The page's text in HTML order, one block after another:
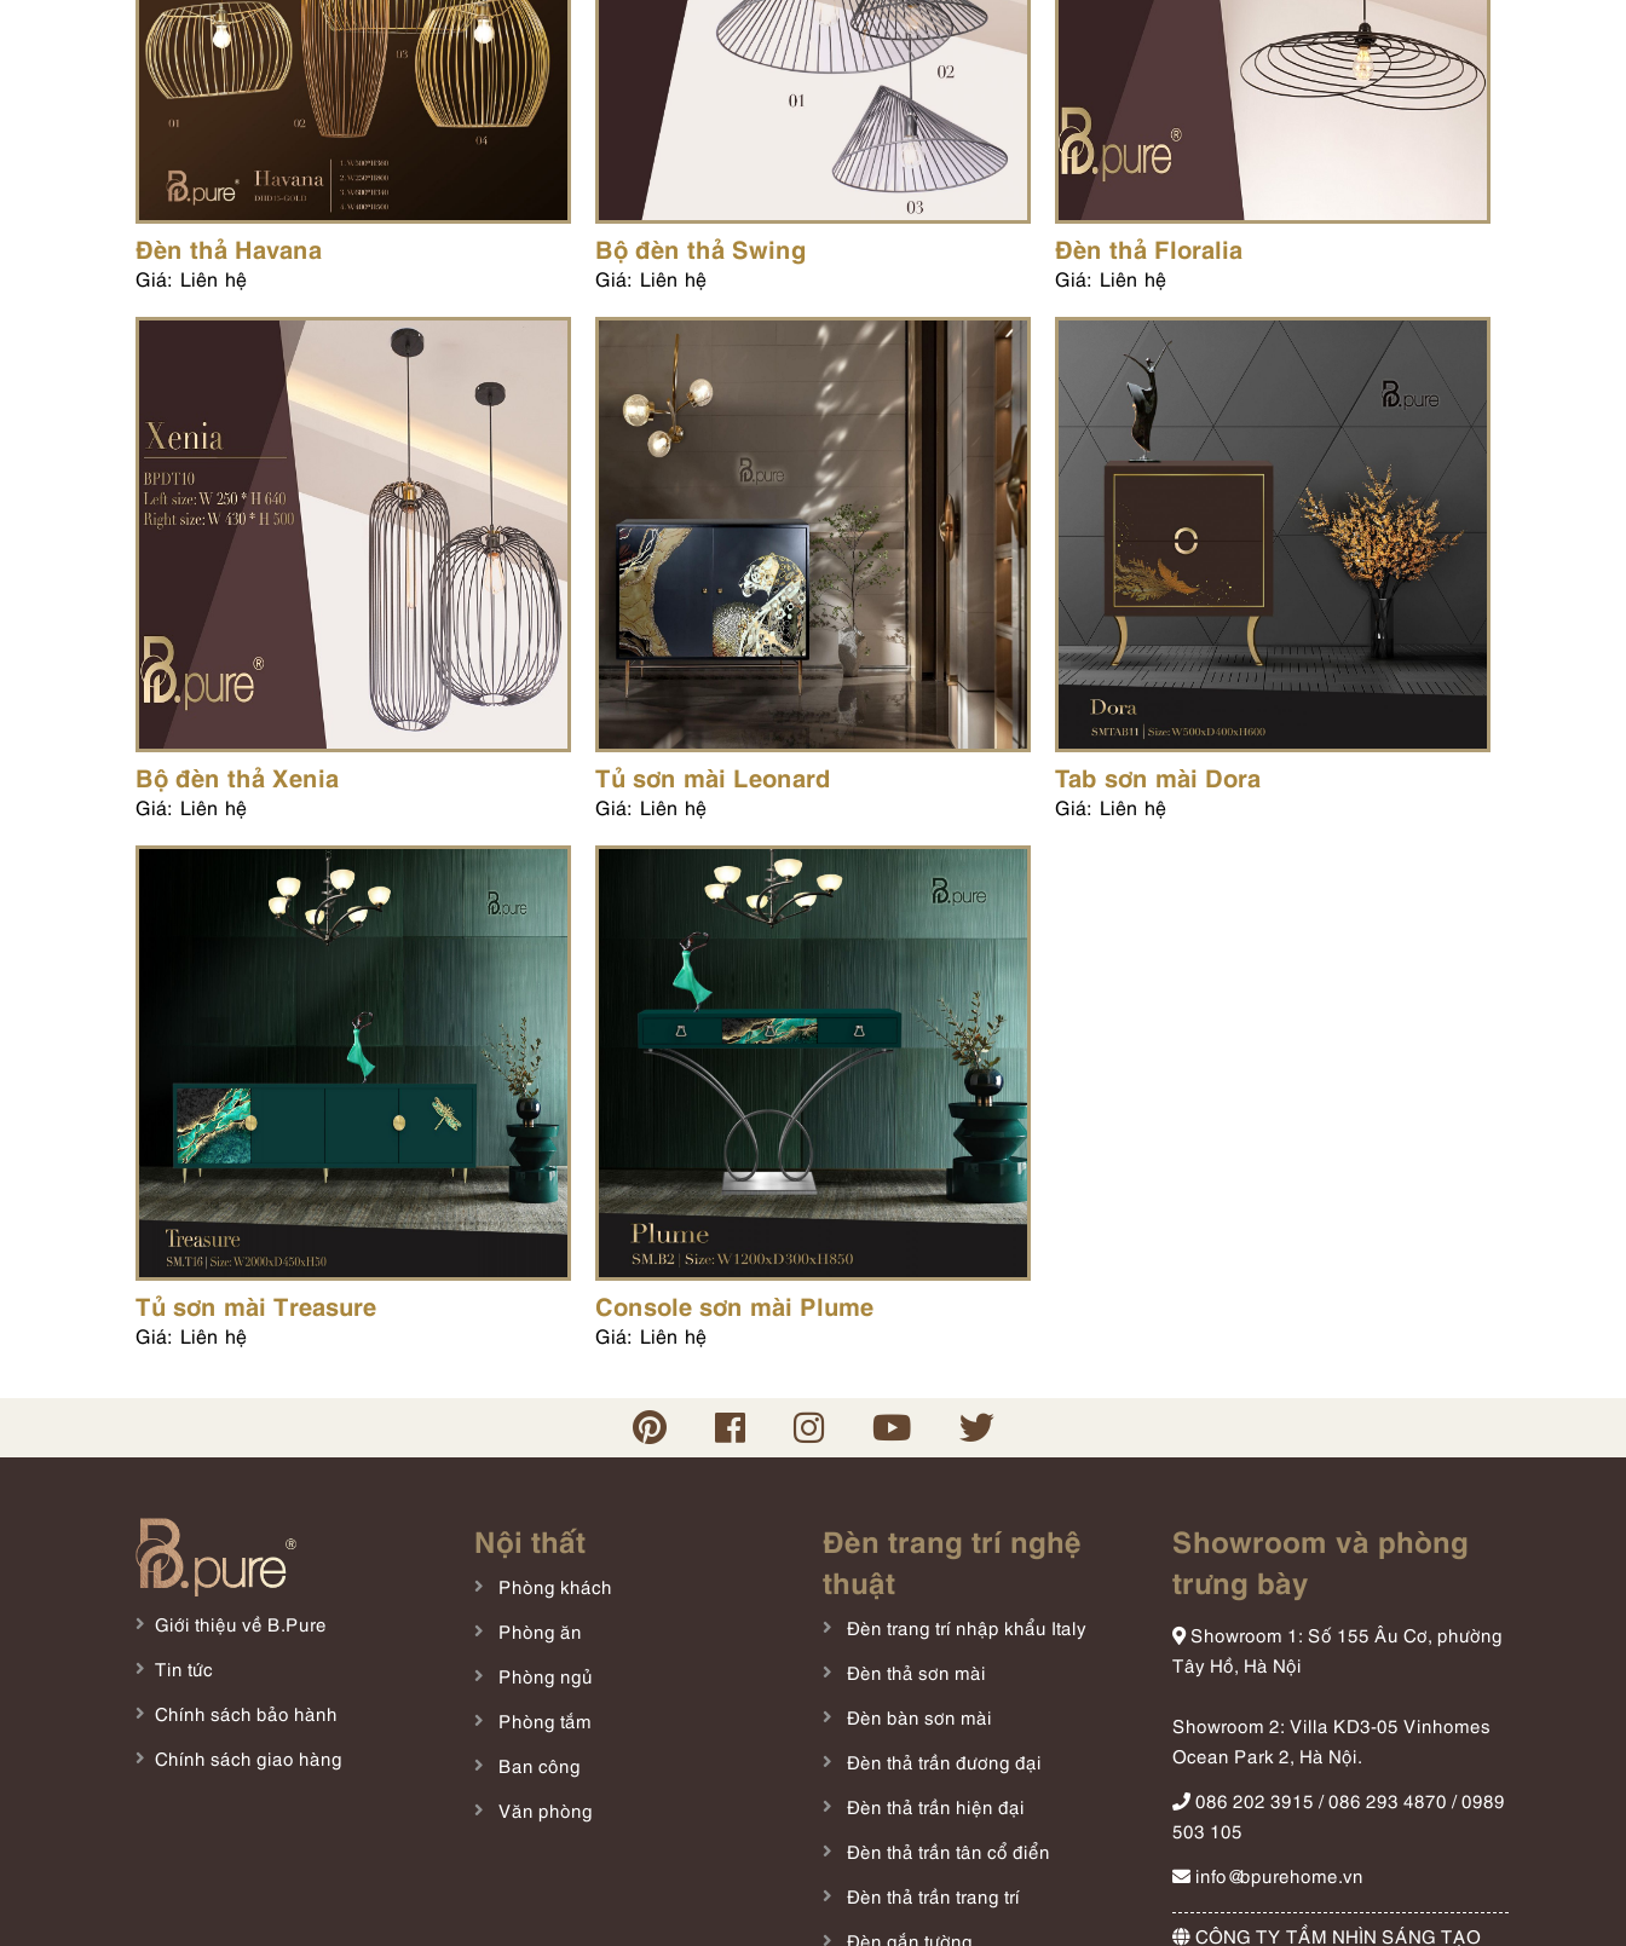
Đèn thả Havana
Giá: Liên hệ
Bộ đèn thả Swing
Giá: Liên hệ
Đèn thả Floralia
Giá: Liên hệ
Bộ đèn thả Xenia
Giá: Liên hệ
Tủ sơn mài Leonard
Giá: Liên hệ
Tab sơn mài Dora
Giá: Liên hệ
Tủ sơn mài Treasure
Giá: Liên hệ
Console sơn mài Plume
Giá: Liên hệ
Giới thiệu về B.Pure
Tin tức
Chính sách bảo hành
Chính sách giao hàng
Nội thất
Phòng khách
Phòng ăn
Phòng ngủ
Phòng tắm
Ban công
Văn phòng
Đèn trang trí nghệ
thuật
Đèn trang trí nhập khẩu Italy
Đèn thả sơn mài
Đèn bàn sơn mài
Đèn thả trần đương đại
Đèn thả trần hiện đại
Đèn thả trần tân cổ điển
Đèn thả trần trang trí
Đèn gắn tường
Showroom và phòng
trưng bày
Showroom 1: Số 155 Âu Cơ, phường
Tây Hồ, Hà Nội
Showroom 2: Villa KD3-05 Vinhomes
Ocean Park 2, Hà Nội.
086 202 3915 / 086 293 4870 / 0989
503 105
info@bpurehome.vn
CÔNG TY TẦM NHÌN SÁNG TẠO